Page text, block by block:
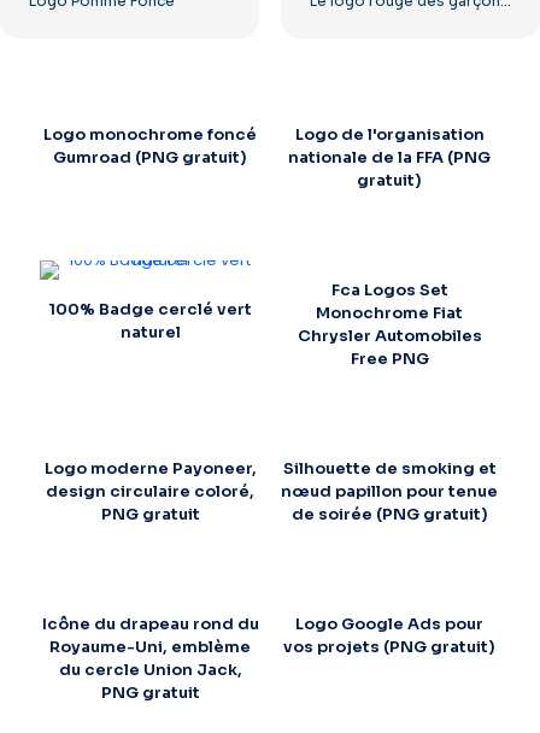
Logo monochrome foncé
Gumroad (PNG gratuit)
Logo de l'organisation
nationale de la FFA (PNG
gratuit)
100% Badge cerclé vert
naturel
Fca Logos Set
Monochrome Fiat
Chrysler Automobiles
Free PNG
Logo moderne Payoneer,
design circulaire coloré,
PNG gratuit
Silhouette de smoking et
nœud papillon pour tenue
de soirée (PNG gratuit)
Icône du drapeau rond du
Royaume-Uni, emblème
du cercle Union Jack,
PNG gratuit
Logo Google Ads pour
vos projets (PNG gratuit)